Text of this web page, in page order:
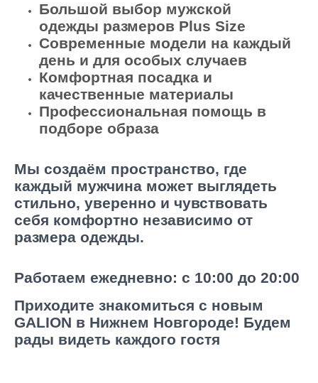
Большой выбор мужской
одежды размеров Plus Size
Современные модели на каждый
день и для особых случаев
Комфортная посадка и
качественные материалы
Профессиональная помощь в
подборе образа
Мы создаём пространство, где
каждый мужчина может выглядеть
стильно, уверенно и чувствовать
себя комфортно независимо от
размера одежды.
Работаем ежедневно: с 10:00 до 20:00
Приходите знакомиться с новым
GALION в Нижнем Новгороде! Будем
рады видеть каждого гостя